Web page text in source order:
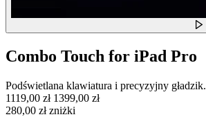
Combo Touch for iPad Pro
Podświetlana klawiatura i precyzyjny gładzik.
1119,00 zł 1399,00 zł
280,00 zł zniżki